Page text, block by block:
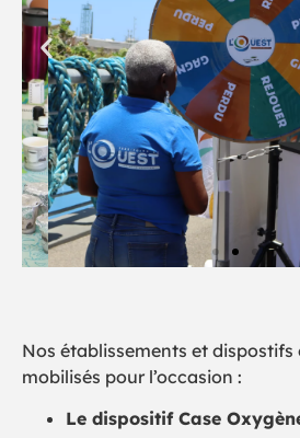
Nos établissements et
mobilisés pour l’occasion :
Le dispositif Case